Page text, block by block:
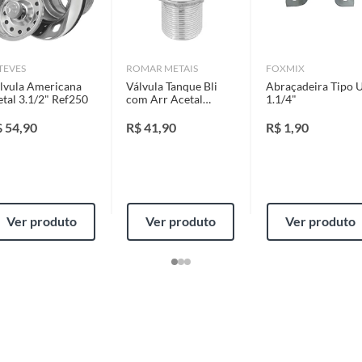
do vício.
ou acaba com o primeiro uso ou em pouco tempo.
do vício.
esteja disponível em sua loja em até 30 (trinta) dias,
cliente.
Distribuição, o cliente poderá optar por:
Americana
3.1/2" Ref250
54,90
Ver produto
ROMAR METAIS
Válvula Tanque Bli
com Arr Acetal
Romar Metais
R$41,90
Ver produto
FOXMIX
Abraçadeira Tipo U
1.1/4"
R$ 1,90
Ver produto